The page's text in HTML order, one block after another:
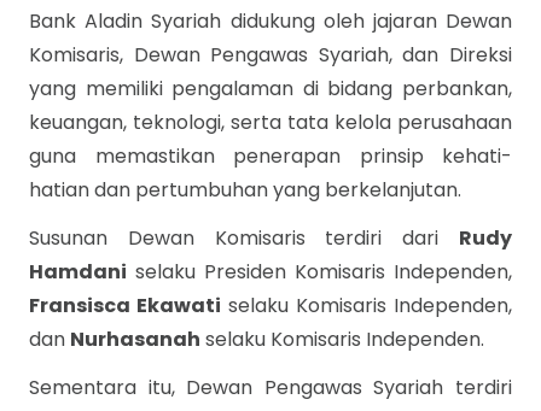
Bank Aladin Syariah didukung oleh jajaran Dewan
Komisaris, Dewan Pengawas Syariah, dan Direksi
yang memiliki pengalaman di bidang perbankan,
keuangan, teknologi, serta tata kelola perusahaan
guna memastikan penerapan prinsip kehati-
hatian dan pertumbuhan yang berkelanjutan.
Susunan Dewan Komisaris terdiri dari Rudy
Hamdani selaku Presiden Komisaris Independen,
Fransisca Ekawati selaku Komisaris Independen,
dan Nurhasanah selaku Komisaris Independen.
Sementara itu, Dewan Pengawas Syariah terdiri